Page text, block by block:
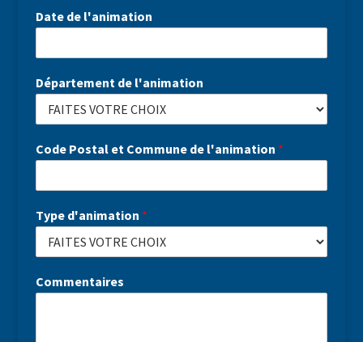
Date de l'animation
Département de l'animation
Code Postal et Commune de l'animation *
Type d'animation *
Commentaires